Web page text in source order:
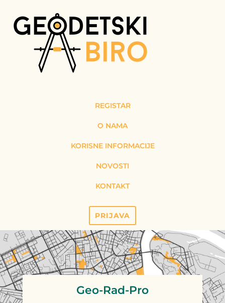
REGISTAR
O NAMA
KORISNE INFORMACIJE
NOVOSTI
KONTAKT
PRIJAVA
Geo-Rad-Pro